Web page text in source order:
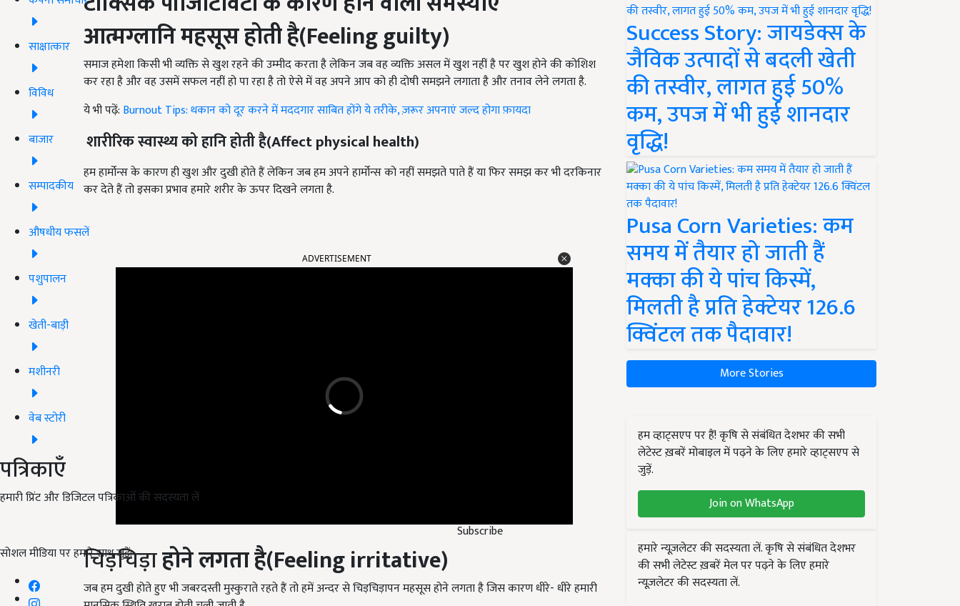
साक्षात्कार
विविध
बाजार
सम्पादकीय
औषधीय फसलें
पशुपालन
खेती-बाड़ी
मशीनरी
वेब स्टोरी
पत्रिकाएँ
हमारी प्रिंट और डिजिटल पत्रिकाओं की सदस्यता लें
Subscribe
सोशल मीडिया पर हमारे साथ जुड़ें:
आत्मग्लानि महसूस होती है(Feeling guilty)
समाज हमेशा किसी भी व्यक्ति से खुश रहने की उम्मीद करता है लेकिन जब वह व्यक्ति असल में खुश नहीं है पर खुश होने की कोशिश
कर रहा है और वह उसमें सफल नहीं हो पारहाहै तो ऐसे में वह अपने आप को ही दोषी समझने लगाता है और तनाव लेने लगता है.
ये भी पढ़ें: Burnout Tips: थकान को दूर करने में मददगार साबित होंगे ये तरीके, ज़रूर अपनाएं जल्द होगा फ़ायदा
शारीरिक स्वास्थ्य को हानि होती है(Affect physical health)
हम हार्मोन्स के कारण ही खुश और दुखी होते हैं लेकिन जबहमअपने हार्मोन्स कोनहींसमझतेपातेहैं या फिर समझ कर भी दरकिनार
कर देते हैं तो इसका प्रभाव हमारे शरीर के ऊपर दिखने लगता है.
चिड़चिड़ाहोने लगता है(Feeling irritative)
जब हम दुखी होते हुए भी जबरदस्ती मुस्कुराते रहते हैं तो हमें अन्दर सेचिड़चिड़ापन महसूस होने लगता है जिस कारण धीरे- धीरे हमारी
मानसिकस्थितिख़राब होती चली जाती है.
Success Story: जायडेक्स के
जैविक उत्पादों से बदली खेती
की तस्वीर, लागत हुई 50%
कम, उपज में भी हुई शानदार
वृद्धि!
Pusa Corn Varieties: कम
समय में तैयार हो जाती हैं
मक्का की ये पांच किस्में,
मिलती है प्रति हेक्टेयर 126.6
क्विंटल तक पैदावार!
More Stories
हम व्हाट्सएप पर हैं! कृषि से संबंधित देशभर की सभी
लेटेस्ट ख़बरें मोबाइल में पढ़ने के लिए हमारे व्हाट्सएप से
जुड़ें.
Join on WhatsApp
हमारे न्यूज़लेटर की सदस्यता लें. कृषि से संबंधित देशभर
की सभी लेटेस्ट ख़बरें मेल पर पढ़ने के लिए हमारे
न्यूज़लेटर की सदस्यता लें.